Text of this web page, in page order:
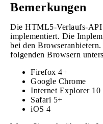
Bemerkungen
Die HTML5-Verlaufs-
implementiert. Die
bei den
folgenden Browsern
Firefox 4+
Google Chrome
Internet Explorer 10
Safari 5+
iOS 4